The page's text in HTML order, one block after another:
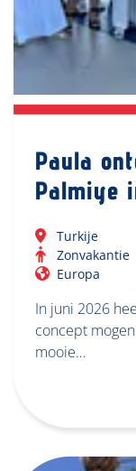
Paula
Palmiye
Turkije
Zonvakantie
Europa
In juni 2026
concept
mooie…